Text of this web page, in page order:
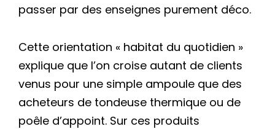
passer par des enseignes purement déco.
Cette orientation « habitat du quotidien »
explique que l’on croise autant de clients
venus pour une simple ampoule que des
acheteurs de tondeuse thermique ou de
poêle d’appoint. Sur ces produits